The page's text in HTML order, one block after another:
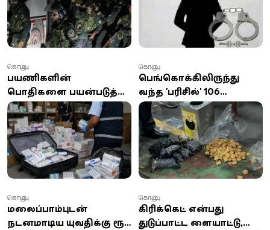
பலப்படுத்தப்பட்டது!
பயணிகளின்
பொதிகளை பயன்படுத்தி
ரூ.1 கோடிக்கும் அதிக
பெறுமதியான மருந்துகள்
கடத்தல்? கொழும்பில்
களஞ்சியம் சிக்கியது!
கொழும்பு
பெங்கொக்கிலிருந்து
வந்த 'பரிசில்' 106
மில்லியன் ரூபாய்
பெறுமதியான
போதைப்பொருள்
சிக்கியது!
கொழும்பு
மலைப்பாம்புடன்
நடனமாடிய யுவதிக்கு ரூ.
கொழும்பு
கிரிக்கெட் என்பது
துடுப்பாட்ட விளையாட்டு,
கொழும்பு